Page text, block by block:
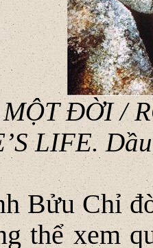
MỘT ĐỜI /
LIFE.
Bửu Chỉ
thể xem